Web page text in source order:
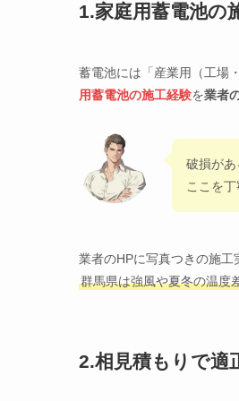
1.家庭用蓄電池の
蓄電池には「産業用（工場
用蓄電池の施工経験を業者
破損があ
ここを
業者のHPに写真つきの施工
群馬県は強風や夏冬の温度
2.相見積もりで適